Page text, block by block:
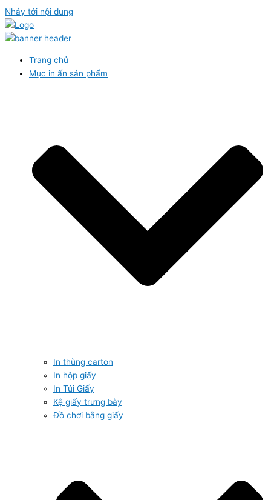
Nhảy tới nội dung
Trang chủ
Mục in ấn sản phẩm
In thùng carton
In hộp giấy
In Túi Giấy
Kệ giấy trưng bày
Đồ chơi bằng giấy